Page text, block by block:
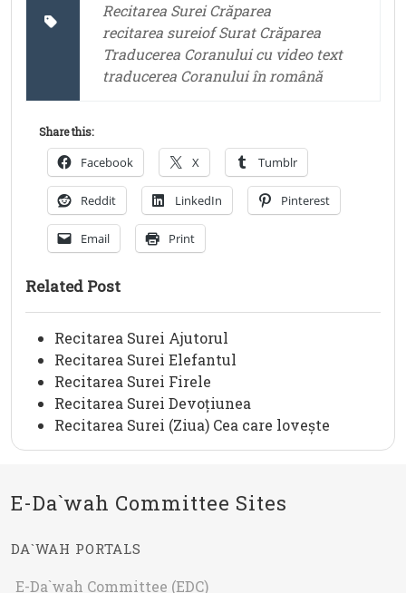
Recitarea Surei Crăparea
recitarea sureiof Surat Crăparea
Traducerea Coranului cu video text
traducerea Coranului în română
Share this:
Facebook X Tumblr
Reddit LinkedIn Pinterest
Email Print
Related Post
Recitarea Surei Ajutorul
Recitarea Surei Elefantul
Recitarea Surei Firele
Recitarea Surei Devoțiunea
Recitarea Surei (Ziua) Cea care lovește
E-Da`wah Committee Sites
DA`WAH PORTALS
E-Da`wah Committee (EDC)